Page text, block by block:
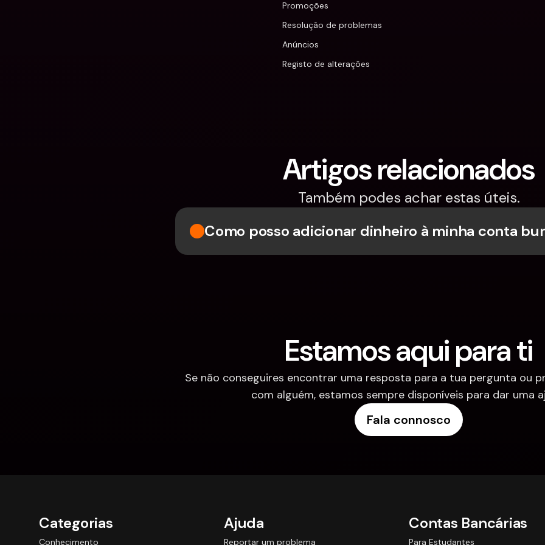
Promoções
Resolução de problemas
Anúncios
Registo de alterações
Artigos relacionados
Também podes achar estas úteis.
Como posso adicionar dinheiro à minha conta
Estamos aqui para ti
Se não conseguires encontrar uma resposta para a tua pergunta ou
com alguém, estamos sempre disponíveis para dar uma
Fala connosco
Categorias
Conhecimento
Ajuda
Reportar um problema
Contas Bancárias
Para Estudantes